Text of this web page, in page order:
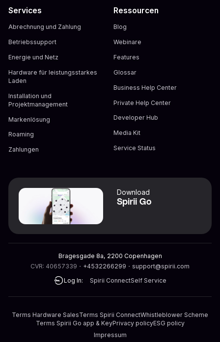
Services
Abrechnung und Zahlung
Betriebssupport
Energie und Netz
Hardware für leistungsstarkes
Laden
Installation und
Projektmanagement
Markenlösung
Roaming
Zahlungen
Ressourcen
Blog
Webinare
Features
Glossar
Business Help Center
Private Help Center
Developer Hub
Media Kit
Service Status
Download
Spirii Go
Bragesgade 8a, 2200 Copenhagen
CVR: 40657339 ・ +4532266299 ・ support@spirii.com
Log In:
Spirii ConnectSelf Service
Terms Hardware SalesTerms Spirii ConnectWhistleblower Scheme
Terms Spirii Go app & KeyPrivacy policyESG policy
Impressum